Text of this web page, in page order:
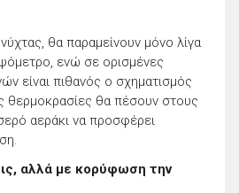
θα παραμείνουν μόνο λίγα
ενώ σε ορισμένες
είναι πιθανός ο σχηματισμός
θερμοκρασίες θα πέσουν στους
αεράκι να προσφέρει
αλλά με κορύφωση την